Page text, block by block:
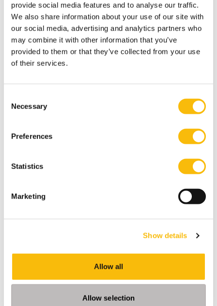
provide social media features and to analyse our traffic.
We also share information about your use of our site with
our social media, advertising and analytics partners who
may combine it with other information that you’ve
provided to them or that they’ve collected from your use
of their services.
Selection
Necessary
Preferences
Statistics
Marketing
Show details
Allow all
Allow selection
Foto's
+3